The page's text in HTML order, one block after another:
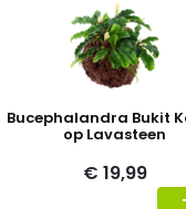
Bucephalandra Bukit
op Lavasteen
€ 19,99